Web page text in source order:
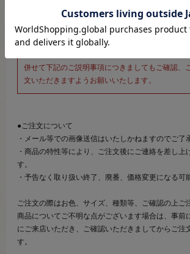
をご確認いただいた上でご注文いただけるページ
そのため、商品画像および詳細は記載しておりま
また、詳細につきましてのご案内、ご相談もオン
併せて下記のご説明事項につきましてもご確認、
文いただきますようお願いいたします。
●ご注文について
・メール等での画像送信はいたしかねますのでご了
・商品の特性等により、ご注文後にご連絡を差し上
す。
・予告なく取り扱い終了、廃番、価格変更になる可
ご注文の際はお色、サイズ、種類等、ご確認の上ご
商品についてご不明な点がございます場合は、事前
にご来店いただき、ご確認いただきましてからご注
す。